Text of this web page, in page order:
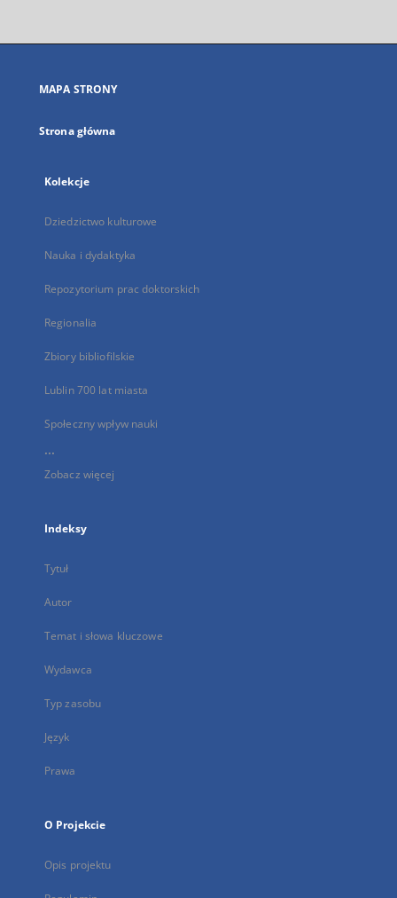
się
karcie
MAPA STRONY
Strona główna
Kolekcje
Dziedzictwo kulturowe
Nauka i dydaktyka
Repozytorium prac doktorskich
Regionalia
Zbiory bibliofilskie
Lublin 700 lat miasta
Społeczny wpływ nauki
...
Zobacz więcej
Indeksy
Tytuł
Autor
Temat i słowa kluczowe
Wydawca
Typ zasobu
Język
Prawa
O Projekcie
Opis projektu